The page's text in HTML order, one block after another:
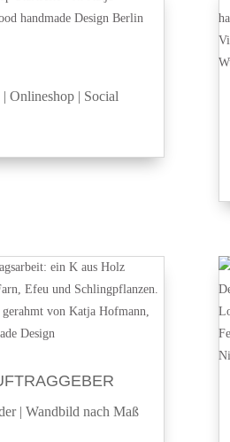
|Onlineshop | Social
|Wandbild nach Maß